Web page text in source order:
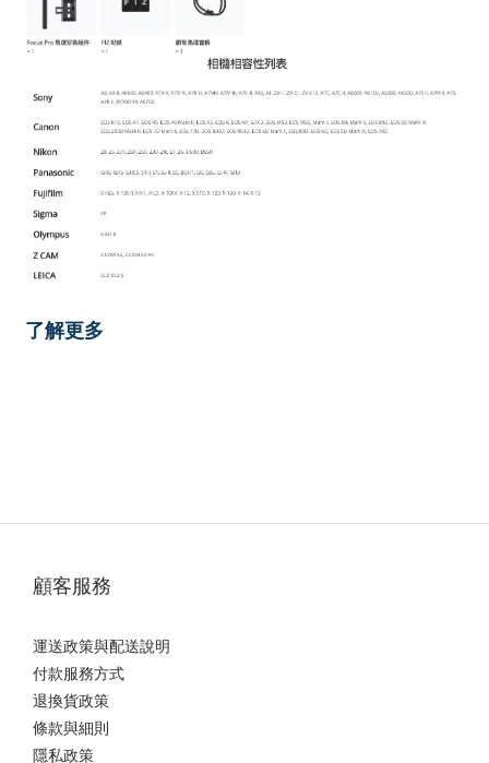
了解更多
顧客服務
運送政策與配送說明
付款服務方式
退換貨政策
條款與細則
隱私政策